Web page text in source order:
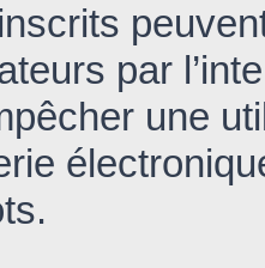
par
une